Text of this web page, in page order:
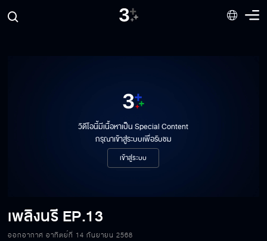
วิดีโอนี้มีเนื้อหาเป็น Special Content
กรุณาเข้าสู่ระบบเพื่อรับชม
เข้าสู่ระบบ
เพลิงนรีEP.13
ออกอากาศ อาทิตย์ที่ 14 กันยายน 2568